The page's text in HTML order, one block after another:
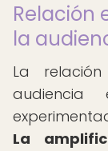
Relación
la
La
La